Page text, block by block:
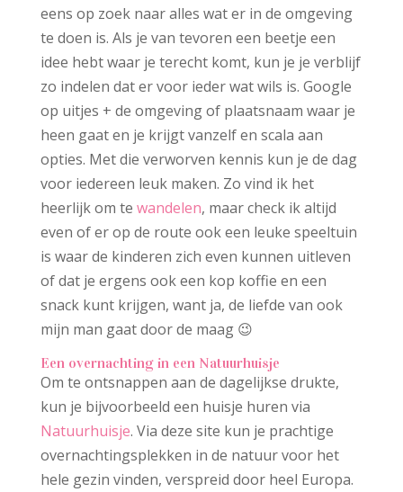
eens op zoek naar alles wat er in de omgeving
te doen is. Als je van tevoren een beetje een
idee hebt waar je terecht komt, kun je je verblijf
zo indelen dat er voor ieder wat wils is. Google
op uitjes + de omgeving of plaatsnaam waar je
heen gaat en je krijgt vanzelf en scala aan
opties. Met die verworven kennis kun je de dag
voor iedereen leuk maken. Zo vind ik het
heerlijk om te wandelen, maar check ik altijd
even of er op de route ook een leuke speeltuin
is waar de kinderen zich even kunnen uitleven
of dat je ergens ook een kop koffie en een
snack kunt krijgen, want ja, de liefde van ook
mijn man gaat door de maag 😉
Een overnachting in een Natuurhuisje
Om te ontsnappen aan de dagelijkse drukte,
kun je bijvoorbeeld een huisje huren via
Natuurhuisje. Via deze site kun je prachtige
overnachtingsplekken in de natuur voor het
hele gezin vinden, verspreid door heel Europa.